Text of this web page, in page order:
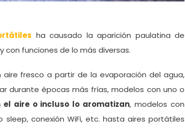
ha causado la aparición paulatina de
funciones de lo más diversas.
fresco a partir de la evaporación del agua,
durante épocas más frías, modelos con uno o
el aire o incluso lo aromatizan, modelos con
conexión WiFi, etc. hasta aires portátiles